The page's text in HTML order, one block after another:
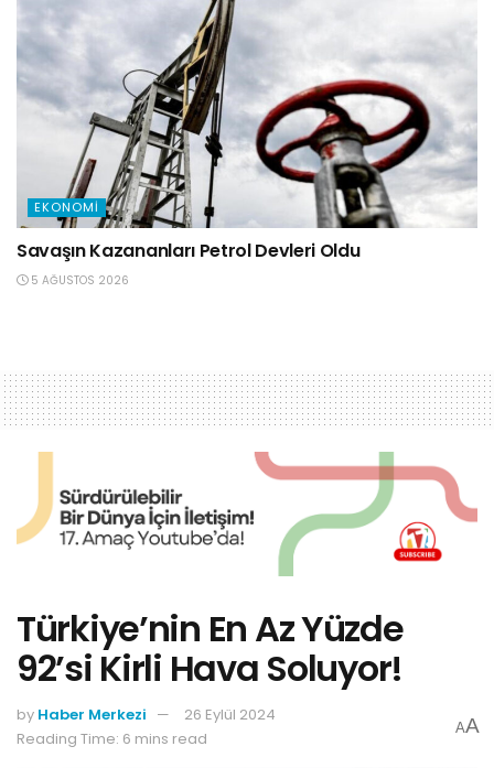
EKONOMI
Savaşın Kazananları Petrol Devleri Oldu
5 AĞUSTOS 2026
Türkiye’nin En Az Yüzde
92’si Kirli Hava Soluyor!
by Haber Merkezi
26 Eylül 2024
Reading Time: 6 mins read
AA